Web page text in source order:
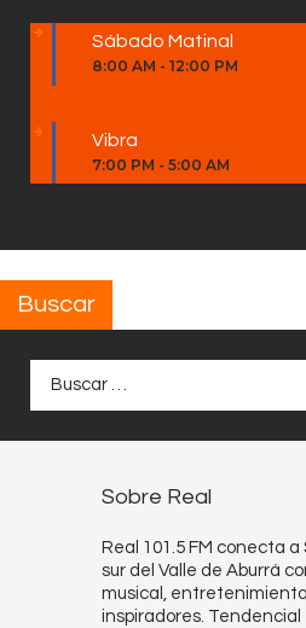
Sábado Matinal
8:00 AM - 12:00 PM
Vibra
7:00 PM - 5:00 AM
Buscar
Sobre Real
Real 101.5 FM conecta a
sur del Valle de Aburrá
musical,
inspiradores. Tendencial